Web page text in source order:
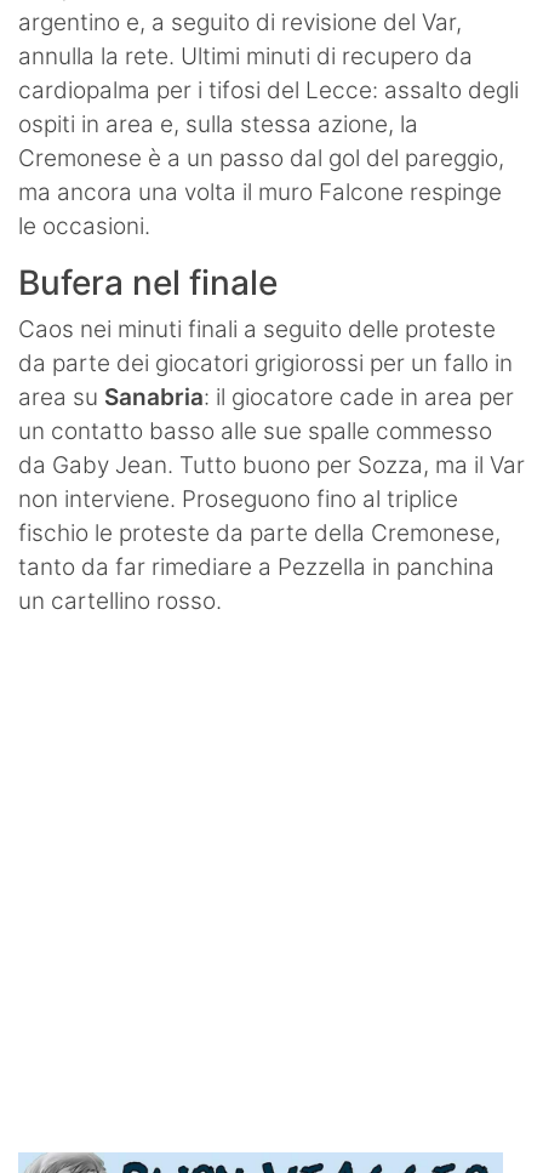
argentino e, a seguito di revisione del Var,
annulla la rete. Ultimi minuti di recupero da
cardiopalma per i tifosi del Lecce: assalto degli
ospiti in area e, sulla stessa azione, la
Cremonese è a un passo dal gol del pareggio,
ma ancora una volta il muro Falcone respinge
le occasioni.
Bufera nel finale
Caos nei minuti finali a seguito delle proteste
da parte dei giocatori grigiorossi per un fallo in
area su Sanabria: il giocatore cade in area per
un contatto basso alle sue spalle commesso
da Gaby Jean. Tutto buono per Sozza, ma il Var
non interviene. Proseguono fino al triplice
fischio le proteste da parte della Cremonese,
tanto da far rimediare a Pezzella in panchina
un cartellino rosso.